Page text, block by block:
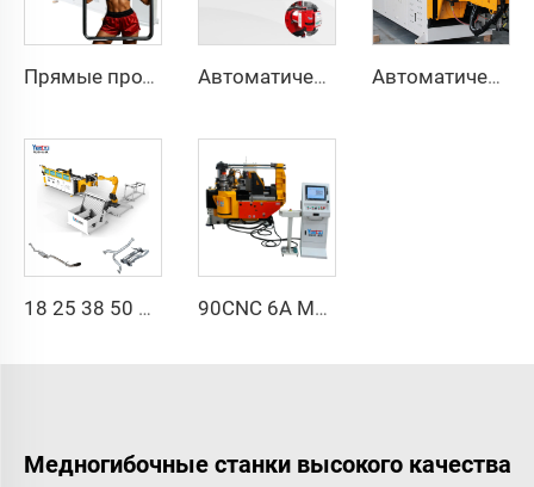
Прямые продажи с завода, двухголовочный автоматический гидравлический трубогибочный станок с ЧПУ, станок для гибки труб из углеродистой стали Автоматическая полностью электрическая ротационная двусторонняя гибочная машина серии CNC для металлических стальных труб, трубогибочные станки Автоматический двухрукавный трубогибочный станок CNC одновременная двухсторонняя система формовки труб для выхлопных систем и перил
18 25 38 50 CNC 4A 2S Стальная автоматическая трубогибочная машина и машины для гибки труб цена с подачей 1 дюйм 2 дюйма 3 дюйма линия 90CNC 6A MS CNC трубогибочный станок, чугунная квадратная трубогибочная машина с двигателем для алюминия и нержавеющей латунной трубы
Медногибочные станки высокого качества